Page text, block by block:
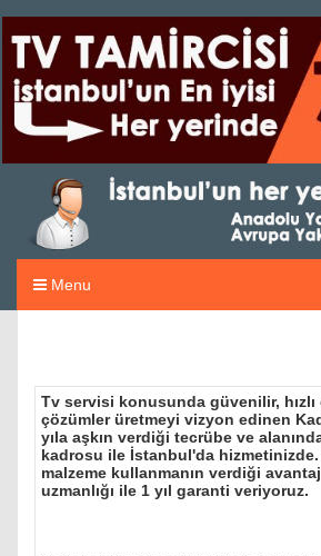
Menu
Tv servisi konusunda güvenilir,
çözümler üretmeyi vizyon edinen
yıla aşkın verdiği tecrübe ve
kadrosu ile İstanbul'da
malzeme kullanmanın verdiği
uzmanlığı ile 1 yıl garanti veriyoruz.